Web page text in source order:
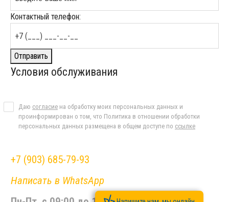
Контактный телефон:
Отправить
Условия обслуживания
Даю согласие на обработку моих персональных данных и
проинформирован о том, что Политика в отношении обработки
персональных данных размещена в общем доступе по ссылке
+7 (903) 685-79-93
Написать в WhatsApp